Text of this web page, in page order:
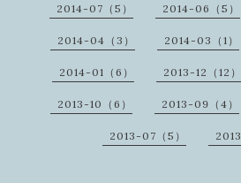
2014-07（5） 2014-06（5）
2014-04（3） 2014-03（1）
2014-01（6） 2013-12（12）
2013-10（6） 2013-09（4）
2013-07（5）